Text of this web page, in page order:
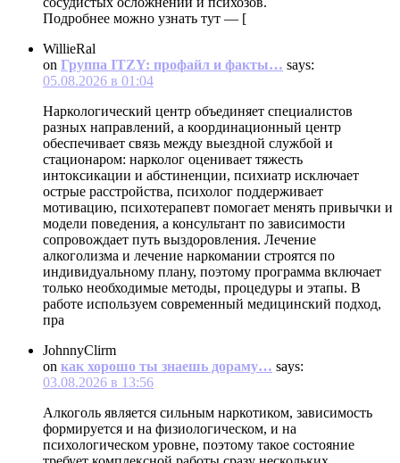
Подробнее можно узнать тут — [
WillieRal
on Группа ITZY: профайл и факты… says:
05.08.2026 в 01:04
Наркологический центр объединяет специалистов
разных направлений, а координационный центр
обеспечивает связь между выездной службой и
стационаром: нарколог оценивает тяжесть
интоксикации и абстиненции, психиатр исключает
острые расстройства, психолог поддерживает
мотивацию, психотерапевт помогает менять привычки и
модели поведения, а консультант по зависимости
сопровождает путь выздоровления. Лечение
алкоголизма и лечение наркомании строятся по
индивидуальному плану, поэтому программа включает
только необходимые методы, процедуры и этапы. В
работе используем современный медицинский подход,
пра
JohnnyClirm
on как хорошо ты знаешь дораму… says:
03.08.2026 в 13:56
Алкоголь является сильным наркотиком, зависимость
формируется и на физиологическом, и на
психологическом уровне, поэтому такое состояние